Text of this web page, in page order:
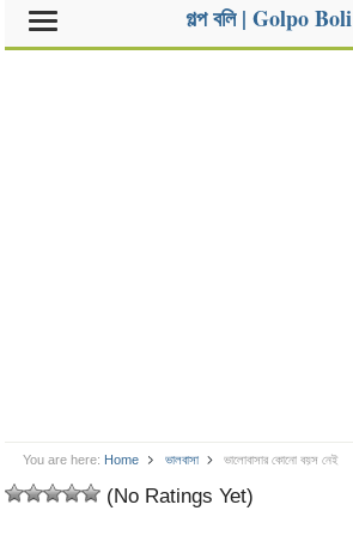
গল্প বলি | Golpo Boli
You are here: Home ভালবাসা ভালোবাসার কোনো বয়স নেই
(No Ratings Yet)